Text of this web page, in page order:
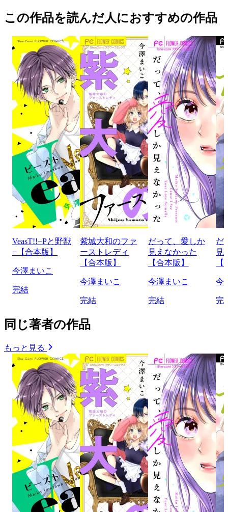
この作品を読んだ人におすすめの作品
VeasT!!−Pと野獣
−【合本版】
今澤まいこ
完結
紫城大和のファ
ーストレディ
【合本版】
今澤まいこ
完結
だって、愛しか
見えなかった
【合本版】
今澤まいこ
完結
だ
見
今
完
同じ著者の作品
もっと見る